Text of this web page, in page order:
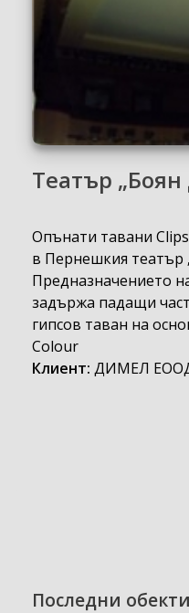
Театър
Опънати тавани
в Пернешкия театър
Предназначението
задържа падащи
гипсов таван на
Colour
Клиент: ДИМЕЛ
Последни обекти